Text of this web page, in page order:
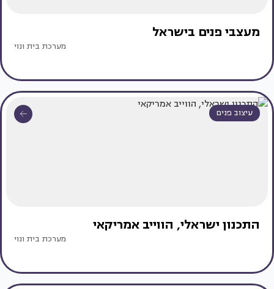
מעצבי פנים בישראל
מערכת בית ונוי
עיצוב פנים
התכנון ישראלי, הווייב אמריקאי
מערכת בית ונוי